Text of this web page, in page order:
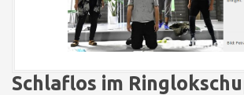
Schlaflos im